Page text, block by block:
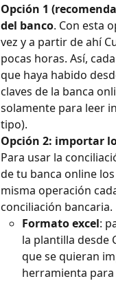
Opción 1
del banco. Con esta
vez y a partir de ahí
pocas horas. Así,
que haya habido
claves de la banca
solamente para leer
tipo).
Opción 2: importar
Para usar la
de tu banca online
misma operación
conciliación bancaria.
Formato excel:
la plantilla desde
que se quieran
herramienta